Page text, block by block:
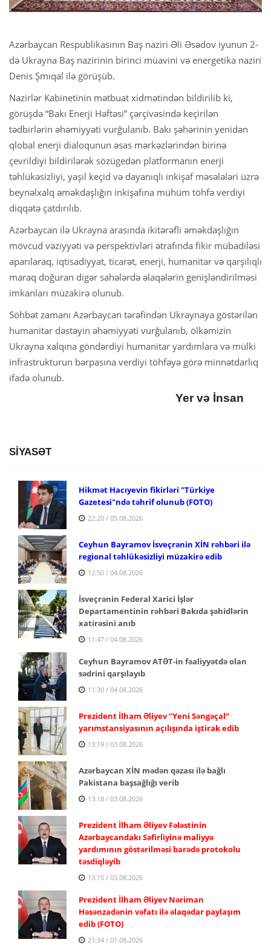
Azərbaycan Respublikasının Baş naziri Əli Əsədov iyunun 2-
də Ukrayna Baş nazirinin birinci müavini və energetika naziri
Denis Şmıqal ilə görüşüb.
Nazirlər Kabinetinin mətbuat xidmətindən bildirilib ki,
görüşdə “Bakı Enerji Həftəsi” çərçivəsində keçirilən
tədbirlərin əhəmiyyəti vurğulanıb. Bakı şəhərinin yenidən
qlobal enerji dialoqunun əsas mərkəzlərindən birinə
çevrildiyi bildirilərək sözügedən platformanın enerji
təhlükəsizliyi, yaşıl keçid və dayanıqlı inkişaf məsələləri üzrə
beynəlxalq əməkdaşlığın inkişafına mühüm töhfə verdiyi
diqqətə çatdırılıb.
Azərbaycan ilə Ukrayna arasında ikitərəfli əməkdaşlığın
mövcud vəziyyəti və perspektivləri ətrafında fikir mübadiləsi
aparılaraq, iqtisadiyyat, ticarət, enerji, humanitar və qarşılıqlı
maraq doğuran digər sahələrdə əlaqələrin genişləndirilməsi
imkanları müzakirə olunub.
Söhbət zamanı Azərbaycan tərəfindən Ukraynaya göstərilən
humanitar dəstəyin əhəmiyyəti vurğulanıb, ölkəmizin
Ukrayna xalqına göndərdiyi humanitar yardımlara və mülki
infrastrukturun bərpasına verdiyi töhfəyə görə minnətdarlıq
ifadə olunub.
Yer və İnsan
SİYASƏT
Hikmət Hacıyevin fikirləri "Türkiye
Gazetesi"ndə təhrif olunub (FOTO)
22:20 / 05.08.2026
Ceyhun Bayramov İsveçrənin XİN rəhbəri ilə
regional təhlükəsizliyi müzakirə edib
12:50 / 04.08.2026
İsveçrənin Federal Xarici İşlər
Departamentinin rəhbəri Bakıda şəhidlərin
xatirəsini anıb
11:47 / 04.08.2026
Ceyhun Bayramov ATƏT-in fəaliyyətdə olan
sədrini qarşılayıb
11:30 / 04.08.2026
Prezident İlham Əliyev “Yeni Səngəçal”
yarımstansiyasının açılışında iştirak edib
13:19 / 03.08.2026
Azərbaycan XİN mədən qəzası ilə bağlı
Pakistana başsağlığı verib
13:18 / 03.08.2026
Prezident İlham Əliyev Fələstinin
Azərbaycandakı Səfirliyinə maliyyə
yardımının göstərilməsi barədə protokolu
təsdiqləyib
13:15 / 03.08.2026
Prezident İlham Əliyev Nəriman
Həsənzadənin vəfatı ilə əlaqədar paylaşım
edib (FOTO)
21:34 / 01.08.2026